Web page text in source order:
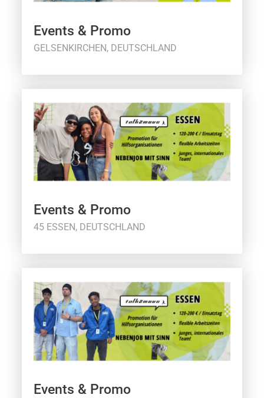
Events & Promo
GELSENKIRCHEN, DEUTSCHLAND
Events & Promo
45 ESSEN, DEUTSCHLAND
Events & Promo